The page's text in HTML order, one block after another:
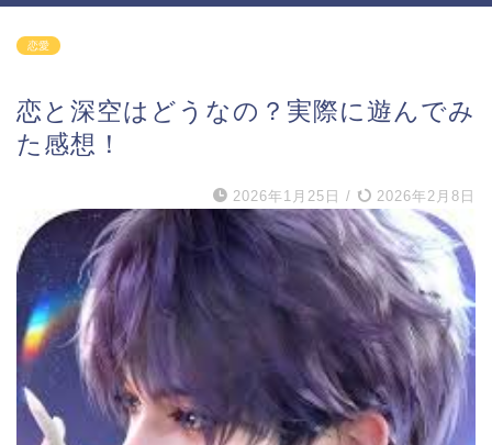
恋愛
恋と深空はどうなの？実際に遊んでみ
た感想！
2026年1月25日 / 2026年2月8日